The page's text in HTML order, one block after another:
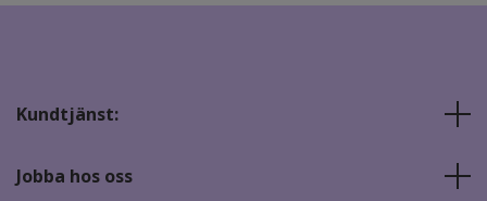
Kundtjänst:
Jobba hos oss